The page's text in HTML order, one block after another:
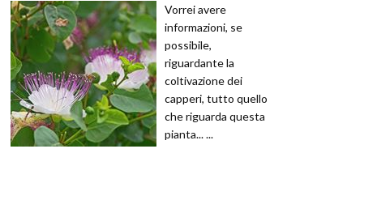
Vorrei avere
informazioni, se
possibile,
riguardante la
coltivazione dei
capperi, tutto quello
che riguarda questa
pianta... ...